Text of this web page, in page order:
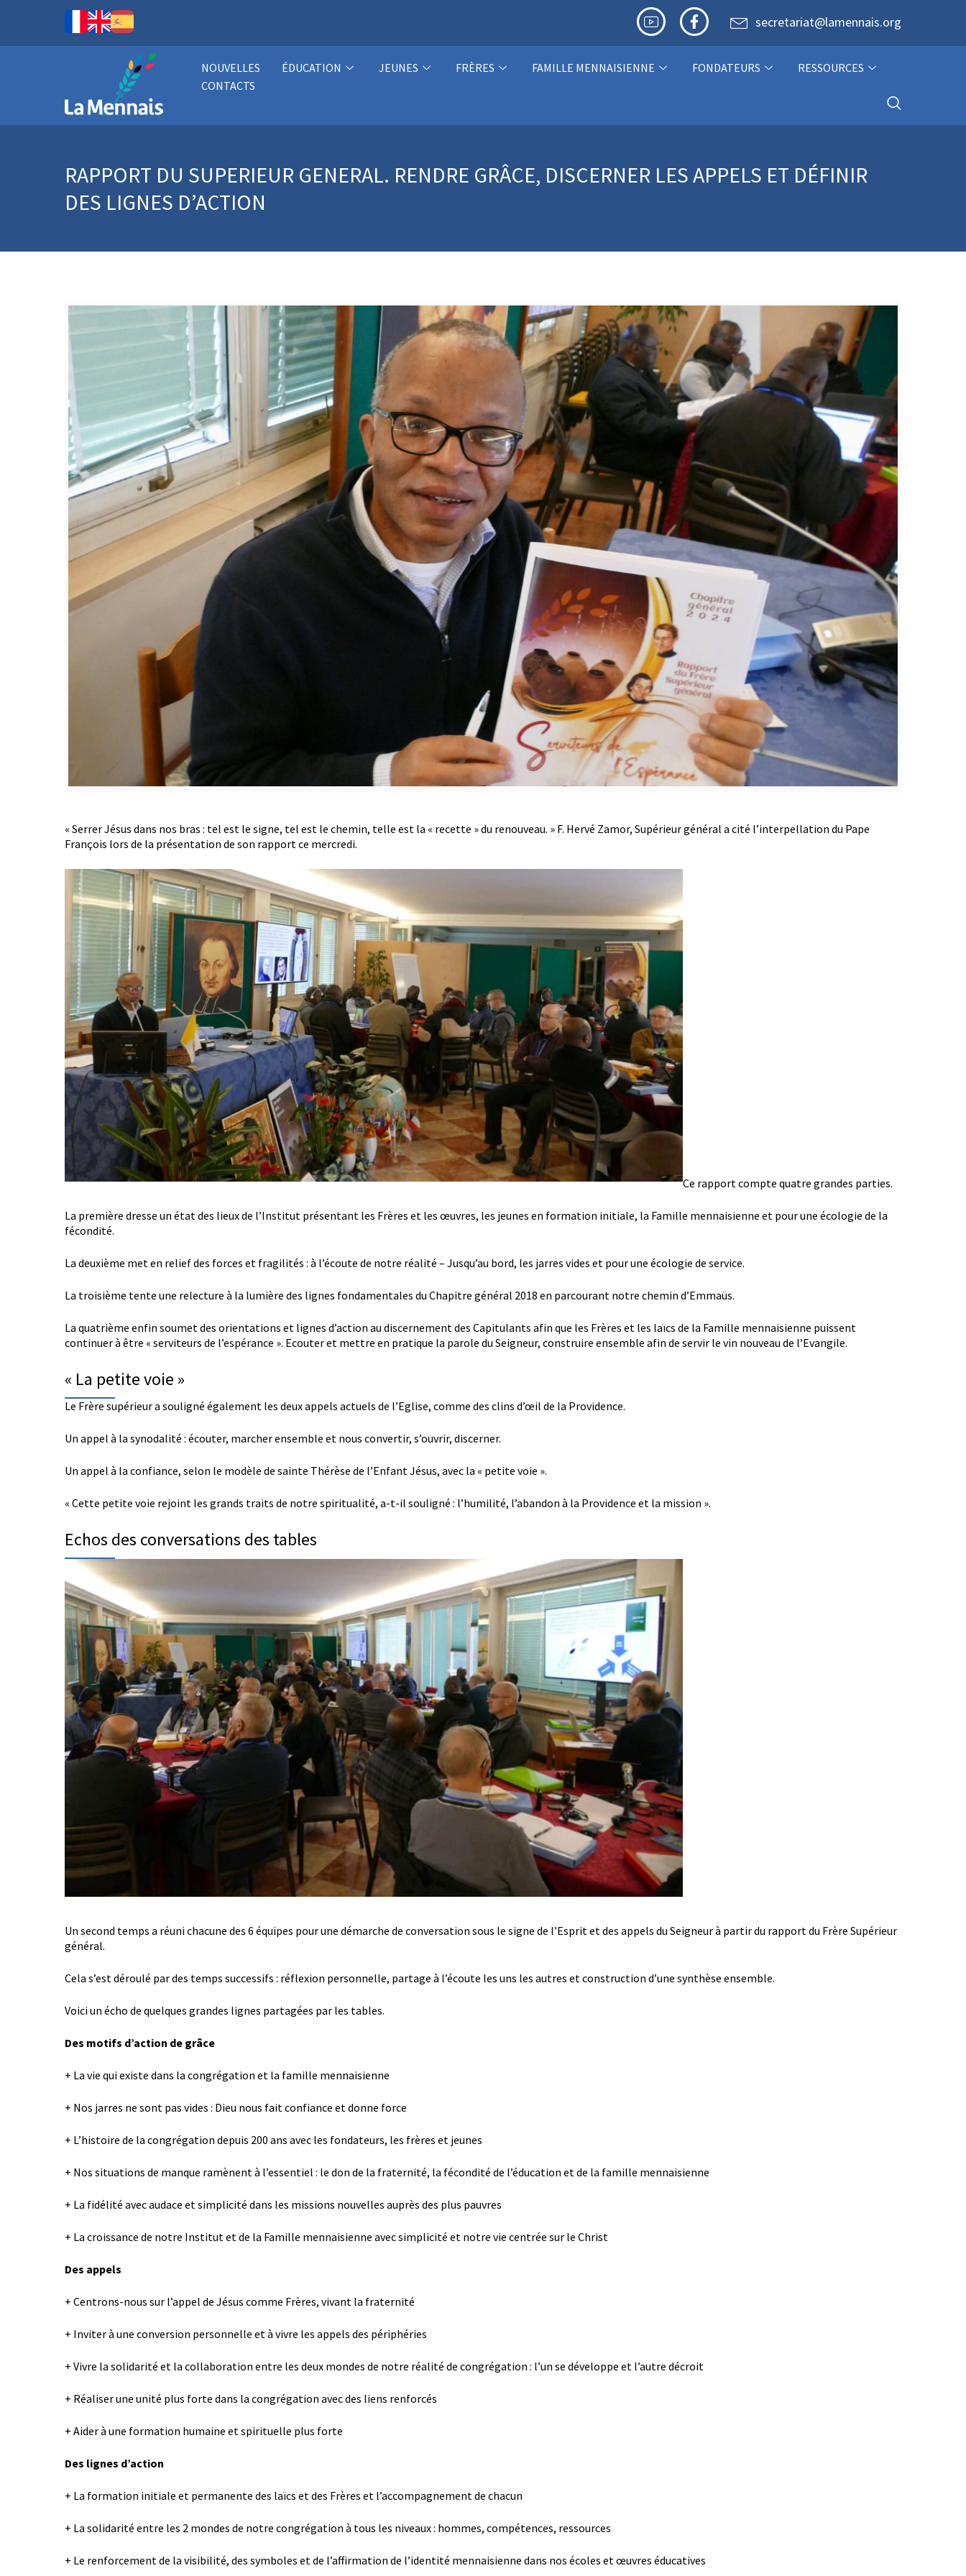
secretariat@lamennais.org
NOUVELLES ÉDUCATION JEUNES FRÈRES FAMILLE MENNAISIENNE FONDATEURS
RESSOURCES
CONTACTS
RAPPORT DU SUPERIEUR GENERAL. RENDRE GRÂCE, DISCERNER LES APPELS ET DÉFINIR
DES LIGNES D’ACTION
« Serrer Jésus dans nos bras : tel est le signe, tel est le chemin, telle est la « recette » du renouveau. » F. Hervé Zamor, Supérieur général a cité l’interpellation du Pape
François lors de la présentation de son rapport ce mercredi.
Ce rapport compte quatre grandes parties.
La première dresse un état des lieux de l’Institut présentant les Frères et les œuvres, les jeunes en formation initiale, la Famille mennaisienne et pour une écologie de la
fécondité.
La deuxième met en relief des forces et fragilités : à l’écoute de notre réalité – Jusqu’au bord, les jarres vides et pour une écologie de service.
La troisième tente une relecture à la lumière des lignes fondamentales du Chapitre général 2018 en parcourant notre chemin d’Emmaüs.
La quatrième enfin soumet des orientations et lignes d’action au discernement des Capitulants afin que les Frères et les laïcs de la Famille mennaisienne puissent
continuer à être « serviteurs de l’espérance ». Ecouter et mettre en pratique la parole du Seigneur, construire ensemble afin de servir le vin nouveau de l’Evangile.
« La petite voie »
Le Frère supérieur a souligné également les deux appels actuels de l’Eglise, comme des clins d’œil de la Providence.
Un appel à la synodalité : écouter, marcher ensemble et nous convertir, s’ouvrir, discerner.
Un appel à la confiance, selon le modèle de sainte Thérèse de l’Enfant Jésus, avec la « petite voie ».
« Cette petite voie rejoint les grands traits de notre spiritualité, a-t-il souligné : l’humilité, l’abandon à la Providence et la mission ».
Echos des conversations des tables
Un second temps a réuni chacune des 6 équipes pour une démarche de conversation sous le signe de l’Esprit et des appels du Seigneur à partir du rapport du Frère Supérieur
général.
Cela s’est déroulé par des temps successifs : réflexion personnelle, partage à l’écoute les uns les autres et construction d’une synthèse ensemble.
Voici un écho de quelques grandes lignes partagées par les tables.
Des motifs d’action de grâce
+ La vie qui existe dans la congrégation et la famille mennaisienne
+ Nos jarres ne sont pas vides : Dieu nous fait confiance et donne force
+ L’histoire de la congrégation depuis 200 ans avec les fondateurs, les frères et jeunes
+ Nos situations de manque ramènent à l’essentiel : le don de la fraternité, la fécondité de l’éducation et de la famille mennaisienne
+ La fidélité avec audace et simplicité dans les missions nouvelles auprès des plus pauvres
+ La croissance de notre Institut et de la Famille mennaisienne avec simplicité et notre vie centrée sur le Christ
Des appels
+ Centrons-nous sur l’appel de Jésus comme Frères, vivant la fraternité
+ Inviter à une conversion personnelle et à vivre les appels des périphéries
+ Vivre la solidarité et la collaboration entre les deux mondes de notre réalité de congrégation : l’un se développe et l’autre décroit
+ Réaliser une unité plus forte dans la congrégation avec des liens renforcés
+ Aider à une formation humaine et spirituelle plus forte
Des lignes d’action
+ La formation initiale et permanente des laïcs et des Frères et l’accompagnement de chacun
+ La solidarité entre les 2 mondes de notre congrégation à tous les niveaux : hommes, compétences, ressources
+ Le renforcement de la visibilité, des symboles et de l’affirmation de l’identité mennaisienne dans nos écoles et œuvres éducatives